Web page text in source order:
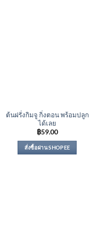
ต้นฝรั่งกิมจู กิ่งตอน พร้อมปลูก
ได้เลย
฿59.00
สั่งซื้อผ่าน SHOPEE